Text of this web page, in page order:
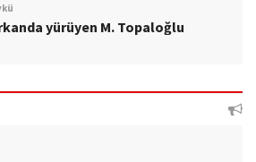
yürüyen M. Topaloğlu